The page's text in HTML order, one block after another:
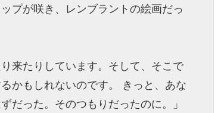
プが咲き、レンブラントの絵画だっ
来たりしています。そして、そこで
かもしれないのです。 きっと、あな
だった。そのつもりだったのに。」